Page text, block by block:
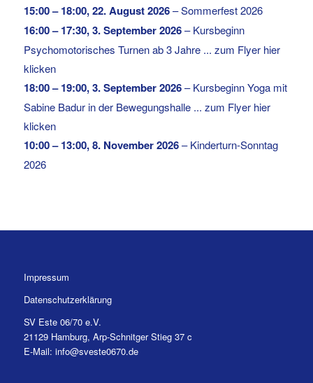
15:00– 18:00,22. August 2026–Sommerfest 2026
16:00– 17:30,3. September 2026–Kursbeginn
Psychomotorisches Turnen ab 3 Jahre ... zum Flyer hier
klicken
18:00– 19:00,3. September 2026–Kursbeginn Yoga mit
Sabine Badur in der Bewegungshalle ... zum Flyer hier
klicken
10:00– 13:00,8. November 2026–Kinderturn-Sonntag
2026
Impressum
Datenschutzerklärung
SV Este 06/70 e.V.
21129 Hamburg, Arp-Schnitger Stieg 37 c
E-Mail: info@sveste0670.de